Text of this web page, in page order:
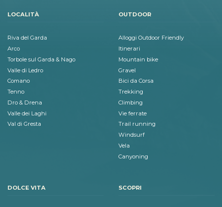
LOCALITÀ
Riva del Garda
Arco
Torbole sul Garda & Nago
Valle di Ledro
Comano
Tenno
Dro & Drena
Valle dei Laghi
Val di Gresta
OUTDOOR
Alloggi Outdoor Friendly
Itinerari
Mountain bike
Gravel
Bici da Corsa
Trekking
Climbing
Vie ferrate
Trail running
Windsurf
Vela
Canyoning
DOLCE VITA SCOPRI